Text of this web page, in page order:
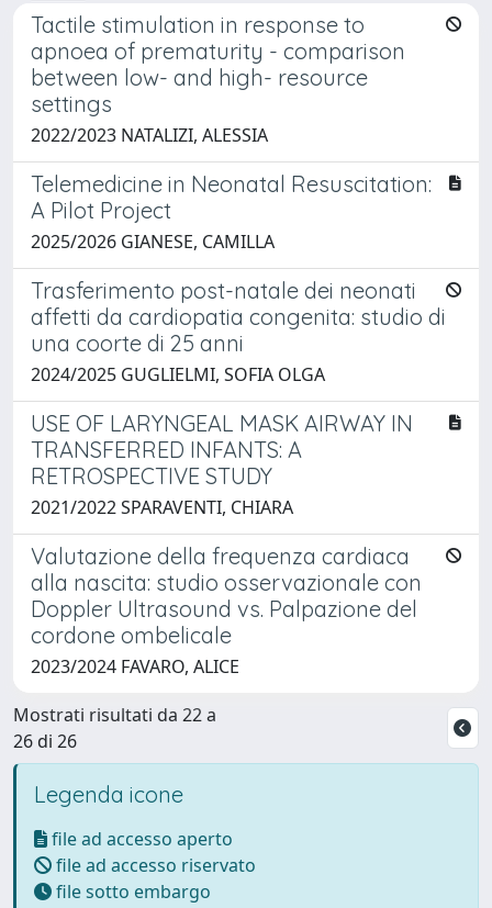
Tactile stimulation in response to
apnoea of prematurity - comparison
between low- and high- resource
settings
2022/2023 NATALIZI, ALESSIA
Telemedicine in Neonatal Resuscitation:
A Pilot Project
2025/2026 GIANESE, CAMILLA
Trasferimento post-natale dei neonati
affetti da cardiopatia congenita: studio di
una coorte di 25 anni
2024/2025 GUGLIELMI, SOFIA OLGA
USE OF LARYNGEAL MASK AIRWAY IN
TRANSFERRED INFANTS: A
RETROSPECTIVE STUDY
2021/2022 SPARAVENTI, CHIARA
Valutazione della frequenza cardiaca
alla nascita: studio osservazionale con
Doppler Ultrasound vs. Palpazione del
cordone ombelicale
2023/2024 FAVARO, ALICE
Mostrati risultati da 22 a
26 di 26
Legenda icone
file ad accesso aperto
file ad accesso riservato
file sotto embargo